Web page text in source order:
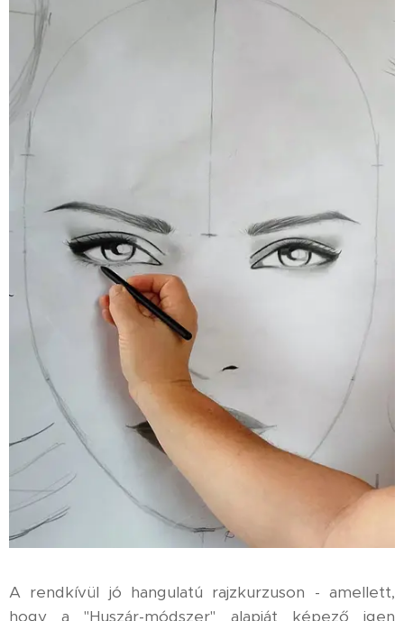
A rendkívül jó hangulatú rajzkurzuson - amellett,
hogy a "Huszár-módszer" alapját képező igen